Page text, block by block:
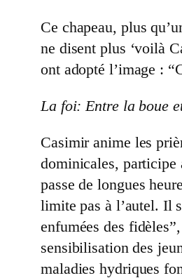
Ce chapeau, plus
ne disent plus ‘voilà
ont adopté l’image :
La foi: Entre la boue
Casimir anime les
dominicales, participe
passe de longues
limite pas à l’autel. Il
enfumées des
sensibilisation des
maladies hydriques